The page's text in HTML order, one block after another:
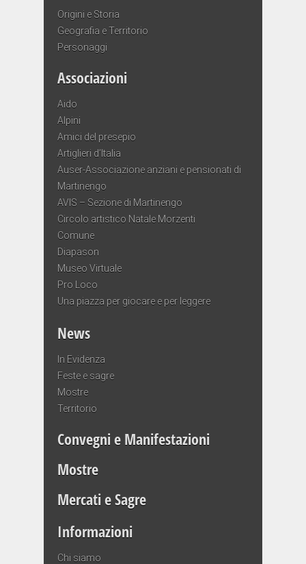
Origini e Storia
Geografia e Territorio
Personaggi
Associazioni
Aido
Alpini
Amici del presepio
Artiglieri d’Italia
Auser-Associazione anziani e pensionati di
Martinengo
AVIS – Sezione di Martinengo
Circolo artistico Natale Morzenti
Comune
Diapason
Museo Virtuale
Pro Loco
Una piazza per giocare e per leggere
News
In Evidenza
Feste e sagre
Mostre
Territorio
Convegni e Manifestazioni
Mostre
Mercati e Sagre
Informazioni
Chi siamo